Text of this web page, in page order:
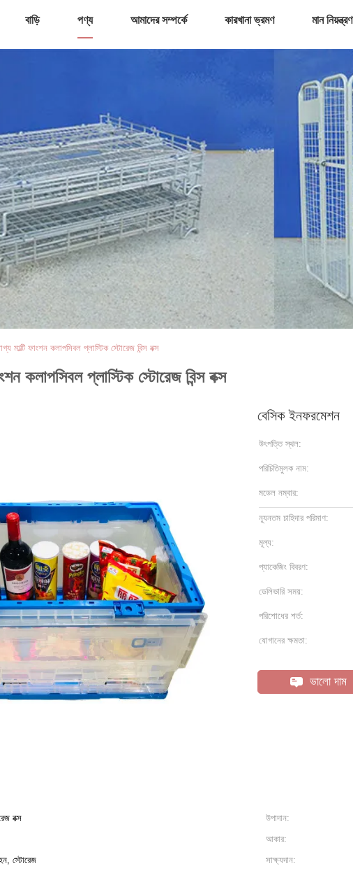
বাড়ি পণ্য আমাদের সম্পর্কে কারখানা ভ্রমণ মান নিয়ন্ত্রণ
মাল্টি ফাংশন কলাপসিবল প্লাস্টিক স্টোরেজ বিন্স বক্স
কলাপসিবল প্লাস্টিক স্টোরেজ বিন্স বক্স
বেসিক ইনফরমেশন
উৎপত্তি স্থল:
পরিচিতিমুলক নাম:
মডেল নম্বার:
ন্যূনতম চাহিদার পরিমাণ:
মূল্য:
প্যাকেজিং বিবরণ:
ডেলিভারি সময়:
পরিশোধের শর্ত:
যোগানের ক্ষমতা:
ভালো দাম
বক্স উপাদান:
আকার:
স্টোরেজ সাক্ষ্যদান: